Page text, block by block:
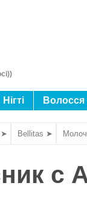
Нігті Волосся
➤ Bellitas ➤
c